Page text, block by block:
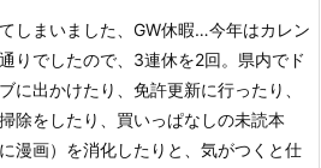
しまいました、GW休暇…今年はカレン
りでしたので、3連休を2回。県内でド
に出かけたり、免許更新に行ったり、
除をしたり、買いっぱなしの未読本
に漫画）を消化したりと、気がつくと仕